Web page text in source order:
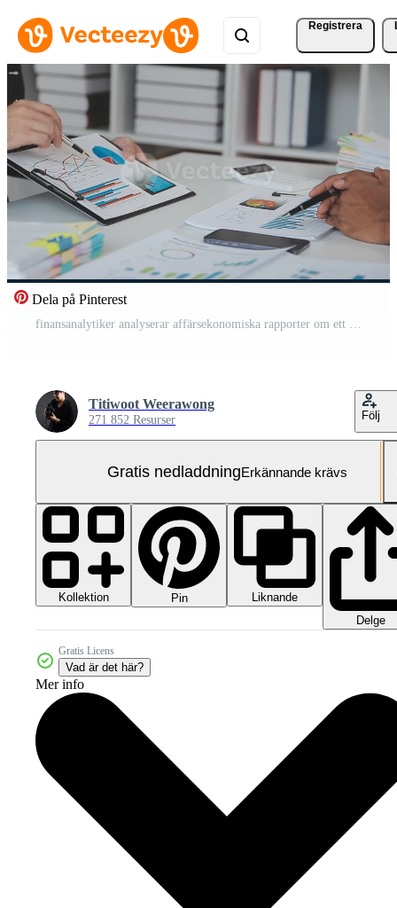
Registrera
Dela på Pinterest
finansanalytiker analyserar affärsekonomiska rapporter om ett investeringsprojekt för planering av digitala surfplattor under en diskussion vid ett möte med företag som visar resultaten av deras framgångsrika lagarbete. Gratis Video
Titiwoot Weerawong
271 852 Resurser Följ
Gratis nedladdningErkännande krävs
Kollektion Pin
Liknande
Delge
Gratis Licens
Vad är det här?
Mer info